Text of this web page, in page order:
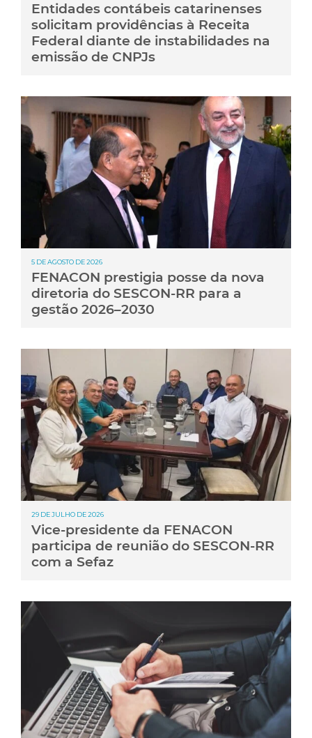
Entidades contábeis catarinenses
solicitam providências à Receita
Federal diante de instabilidades na
emissão de CNPJs
5 DE AGOSTO DE 2026
FENACON prestigia posse da nova
diretoria do SESCON-RR para a
gestão 2026–2030
29 DE JULHO DE 2026
Vice-presidente da FENACON
participa de reunião do SESCON-RR
com a Sefaz